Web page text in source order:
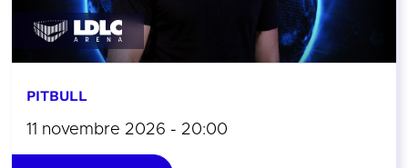
PITBULL
11 novembre 2026 - 20:00